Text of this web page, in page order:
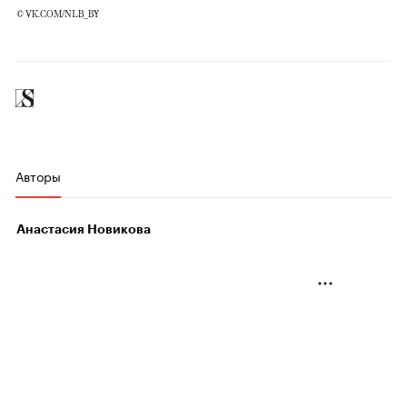
© VK.COM/NLB_BY
Авторы
Анастасия Новикова